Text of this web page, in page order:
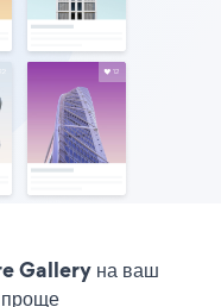
Gallery на ваш